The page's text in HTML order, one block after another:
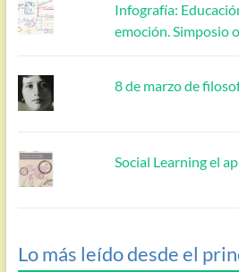
Infografía:
emoción. Simposio
8 de marzo de
Social Learning el
Lo más leído desde el